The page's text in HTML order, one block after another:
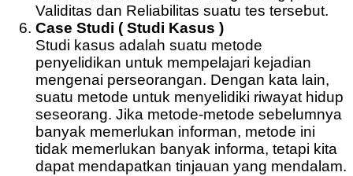
Validitas dan Reliabilitas suatu tes tersebut.
Case Studi ( Studi Kasus )
Studi kasus adalah suatu metode
penyelidikan untuk mempelajari kejadian
mengenai perseorangan. Dengan kata lain,
suatu metode untuk menyelidiki riwayat hidup
seseorang. Jika metode-metode sebelumnya
banyak memerlukan informan, metode ini
tidak memerlukan banyak informa, tetapi kita
dapat mendapatkan tinjauan yang mendalam.